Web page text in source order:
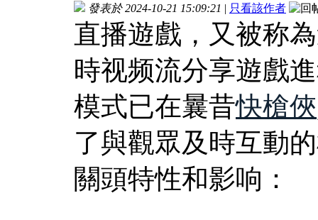
發表於 2024-10-21 15:09:21 | 只看該作者
直播遊戲，又被称
時视频流分享遊戲
模式已在曩昔快槍俠
了與觀眾及時互動
關頭特性和影响：